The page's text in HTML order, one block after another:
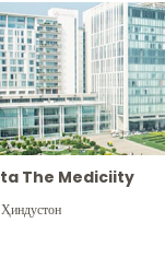
The Mediciity
Ҳиндустон